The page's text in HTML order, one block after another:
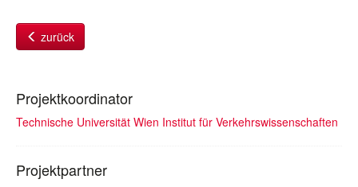
zurück
Projektkoordinator
Technische Universität Wien Institut für Verkehrswissenschaften
Projektpartner